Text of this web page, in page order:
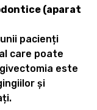
(aparat
pacienți
care poate
este
și